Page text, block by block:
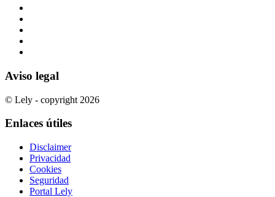
Aviso legal
© Lely - copyright 2026
Enlaces útiles
Disclaimer
Privacidad
Cookies
Seguridad
Portal Lely